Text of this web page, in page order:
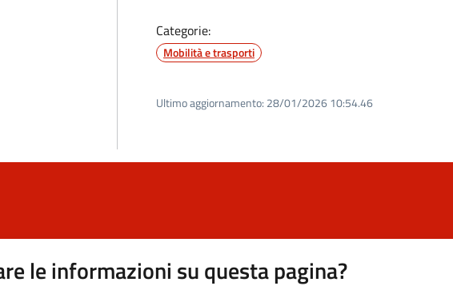
Categorie:
Mobilità e trasporti
Ultimo aggiornamento: 28/01/2026 10:54.46
le informazioni su questa pagina?